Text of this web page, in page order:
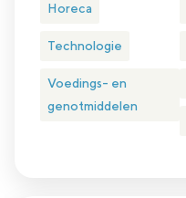
Horeca
Technologie
Voedings- en
genotmiddelen